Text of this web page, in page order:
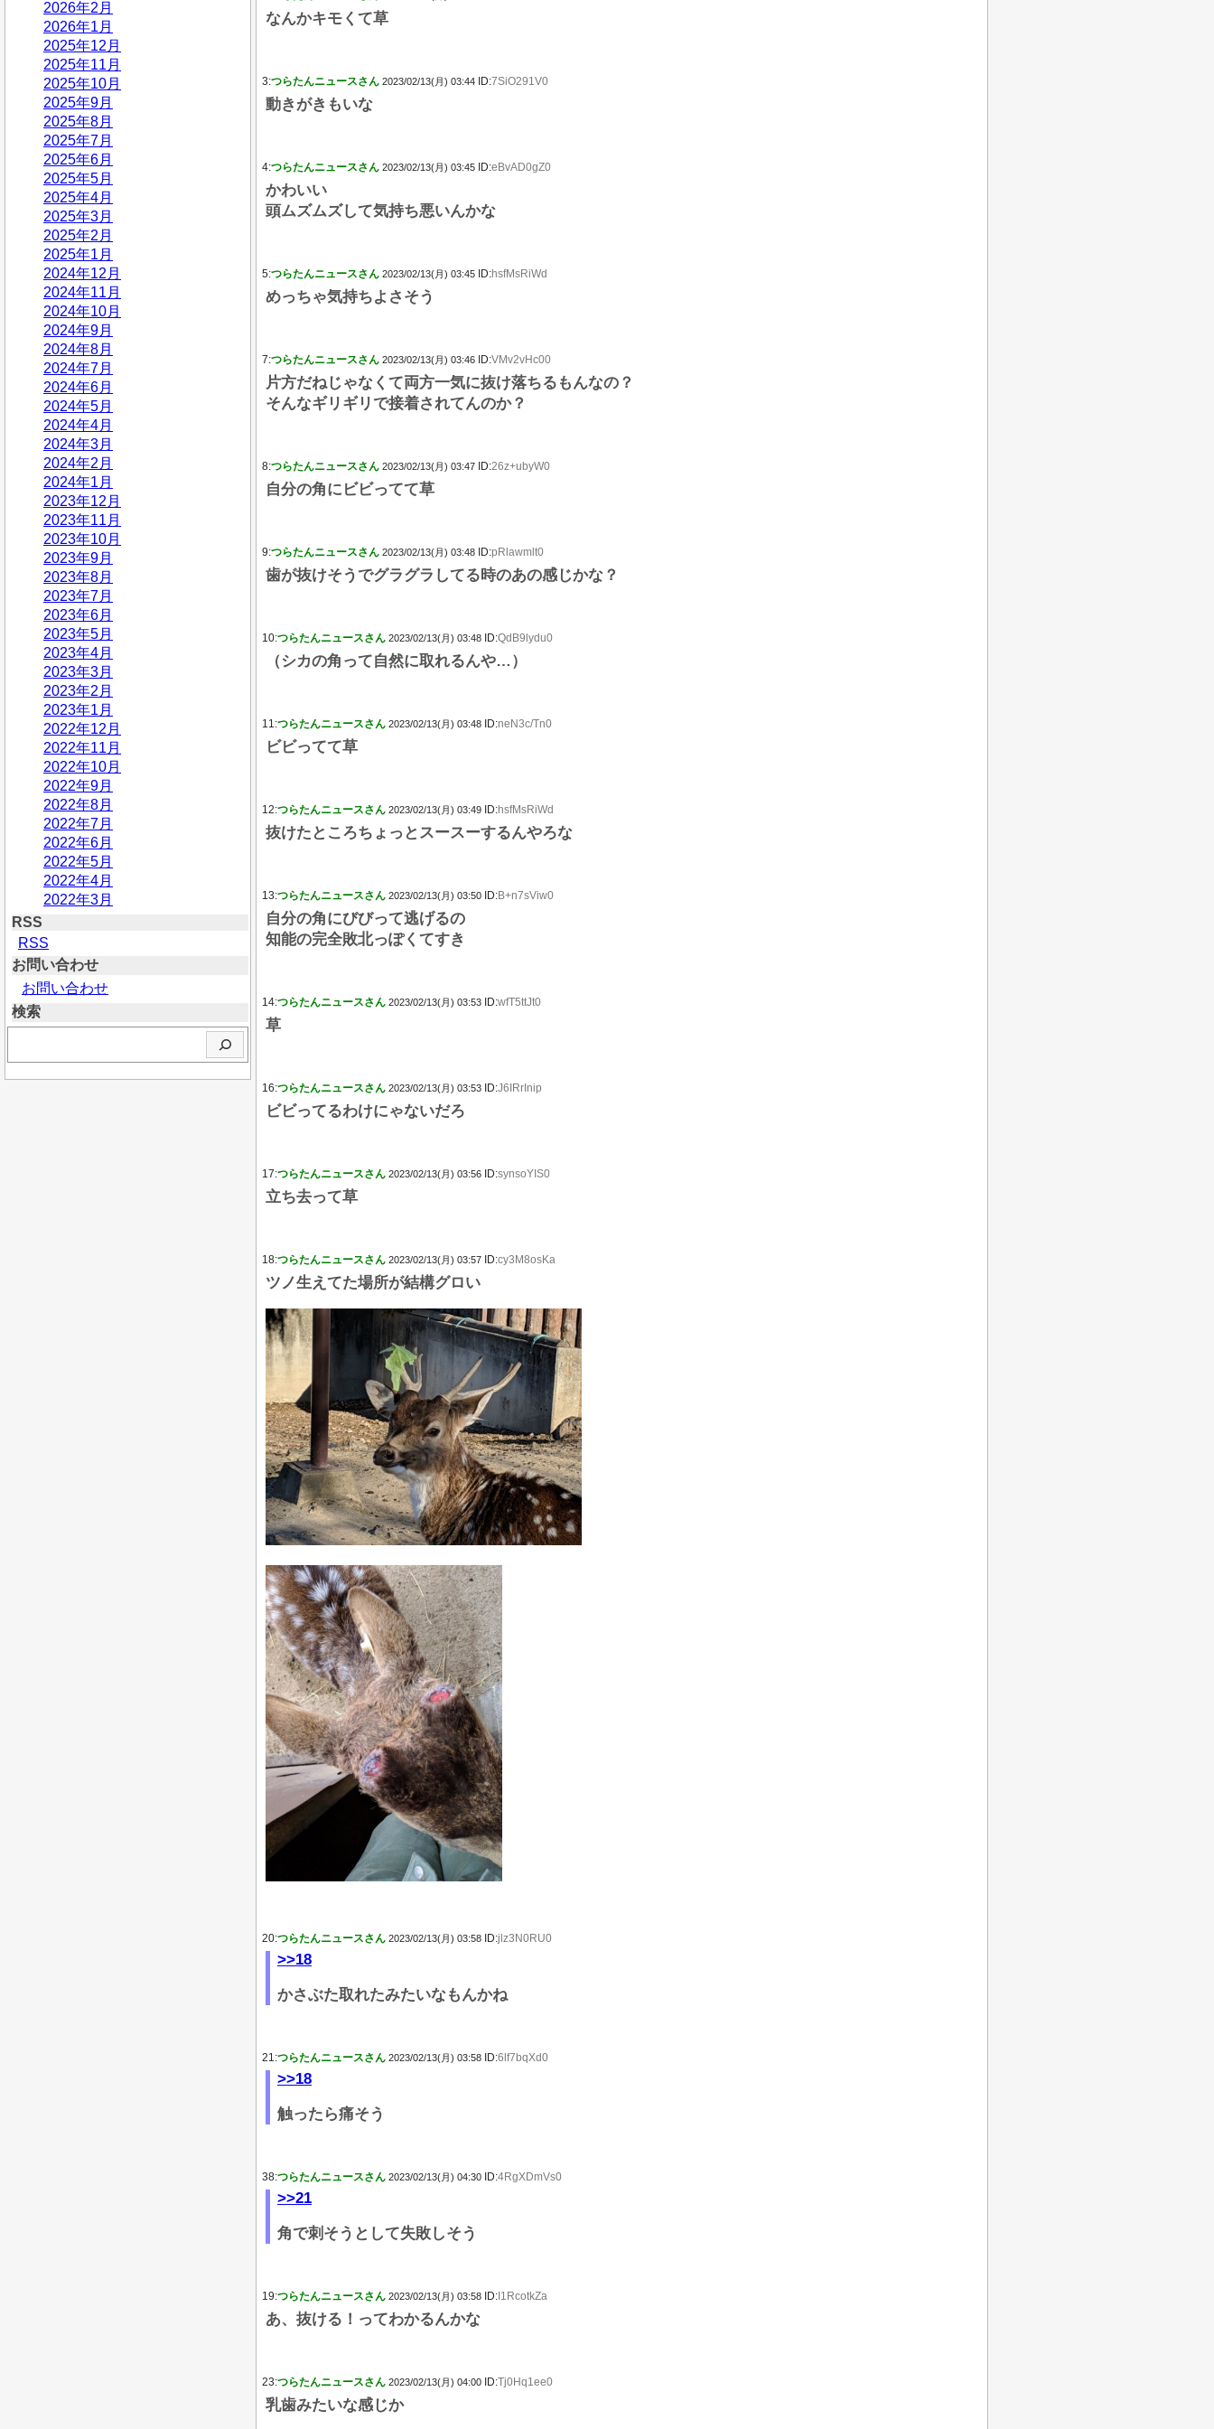
2026年2月
2026年1月
2025年12月
2025年11月
2025年10月
2025年9月
2025年8月
2025年7月
2025年6月
2025年5月
2025年4月
2025年3月
2025年2月
2025年1月
2024年12月
2024年11月
2024年10月
2024年9月
2024年8月
2024年7月
2024年6月
2024年5月
2024年4月
2024年3月
2024年2月
2024年1月
2023年12月
2023年11月
2023年10月
2023年9月
2023年8月
2023年7月
2023年6月
2023年5月
2023年4月
2023年3月
2023年2月
2023年1月
2022年12月
2022年11月
2022年10月
2022年9月
2022年8月
2022年7月
2022年6月
2022年5月
2022年4月
2022年3月
RSS
RSS
お問い合わせ
お問い合わせ
検索
なんかキモくて草
3:つらたんニュースさん 2023/02/13(月) 03:44 ID:7SiO291V0
動きがきもいな
4:つらたんニュースさん 2023/02/13(月) 03:45 ID:eBvAD0gZ0
かわいい
頭ムズムズして気持ち悪いんかな
5:つらたんニュースさん 2023/02/13(月) 03:45 ID:hsfMsRiWd
めっちゃ気持ちよさそう
7:つらたんニュースさん 2023/02/13(月) 03:46 ID:VMv2vHc00
片方だねじゃなくて両方一気に抜け落ちるもんなの？
そんなギリギリで接着されてんのか？
8:つらたんニュースさん 2023/02/13(月) 03:47 ID:26z+ubyW0
自分の角にビビってて草
9:つらたんニュースさん 2023/02/13(月) 03:48 ID:pRlawmlt0
歯が抜けそうでグラグラしてる時のあの感じかな？
10:つらたんニュースさん 2023/02/13(月) 03:48 ID:QdB9lydu0
（シカの角って自然に取れるんや…）
11:つらたんニュースさん 2023/02/13(月) 03:48 ID:neN3c/Tn0
ビビってて草
12:つらたんニュースさん 2023/02/13(月) 03:49 ID:hsfMsRiWd
抜けたところちょっとスースーするんやろな
13:つらたんニュースさん 2023/02/13(月) 03:50 ID:B+n7sViw0
自分の角にびびって逃げるの
知能の完全敗北っぽくてすき
14:つらたんニュースさん 2023/02/13(月) 03:53 ID:wfT5ttJt0
草
16:つらたんニュースさん 2023/02/13(月) 03:53 ID:J6IRrInip
ビビってるわけにゃないだろ
17:つらたんニュースさん 2023/02/13(月) 03:56 ID:synsoYIS0
立ち去って草
18:つらたんニュースさん 2023/02/13(月) 03:57 ID:cy3M8osKa
ツノ生えてた場所が結構グロい
20:つらたんニュースさん 2023/02/13(月) 03:58 ID:jlz3N0RU0
>>18
かさぶた取れたみたいなもんかね
21:つらたんニュースさん 2023/02/13(月) 03:58 ID:6lf7bqXd0
>>18
触ったら痛そう
38:つらたんニュースさん 2023/02/13(月) 04:30 ID:4RgXDmVs0
>>21
角で刺そうとして失敗しそう
19:つらたんニュースさん 2023/02/13(月) 03:58 ID: I1RcotkZa
あ、抜ける！ってわかるんかな
23:つらたんニュースさん 2023/02/13(月) 04:00 ID:Tj0Hq1ee0
乳歯みたいな感じか